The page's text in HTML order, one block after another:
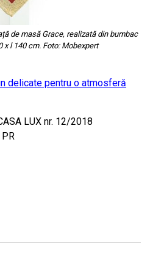
de masă Grace, realizată din bumbac
l 140 cm. Foto: Mobexpert
delicate pentru o atmosferă
LUX nr. 12/2018